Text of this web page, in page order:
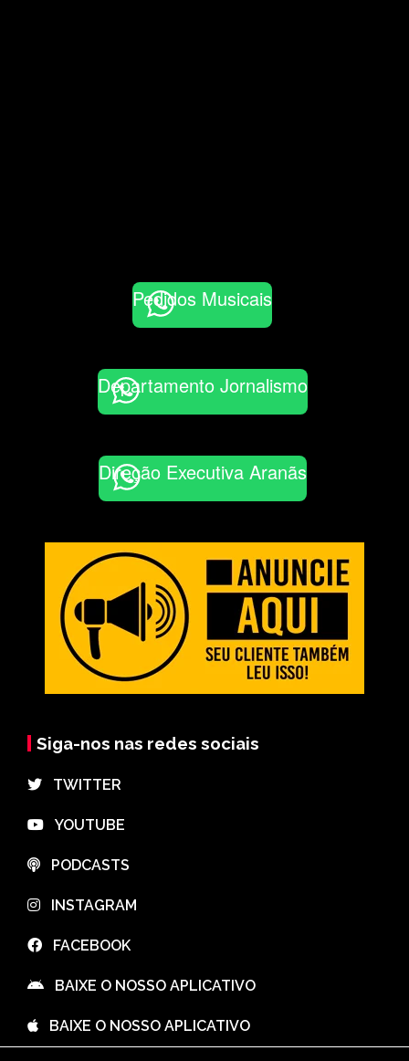
Pedidos Musicais
Departamento Jornalismo
Direção Executiva Aranãs
Siga-nos nas redes sociais
⠀TWITTER
⠀YOUTUBE
⠀PODCASTS
⠀INSTAGRAM
⠀FACEBOOK
⠀BAIXE O NOSSO APLICATIVO
⠀BAIXE O NOSSO APLICATIVO